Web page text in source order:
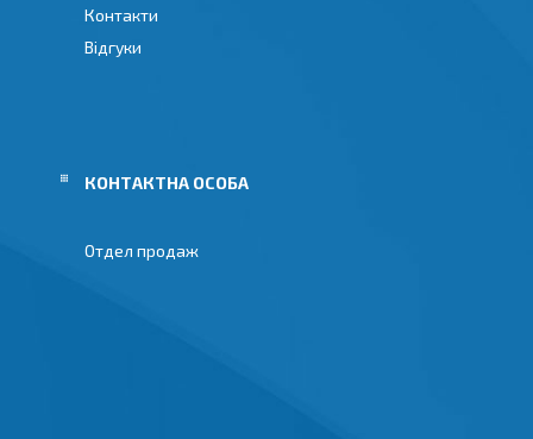
Контакти
Відгуки
Отдел продаж